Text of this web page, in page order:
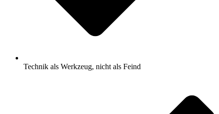
Technik als Werkzeug, nicht als Feind